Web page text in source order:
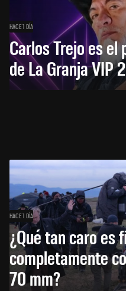
HACE 1 DÍA
Carlos Trejo es
de La Granja VIP 2
HACE 1 DÍA
¿Qué tan caro es
completamente
70 mm?